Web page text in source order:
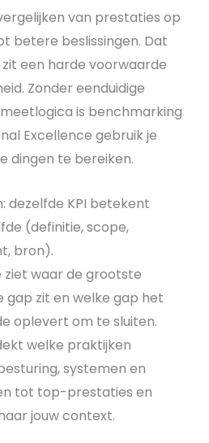
van prestaties op
betere beslissingen. Dat
een harde voorwaarde
Zonder eenduidige
is benchmarking
Excellence gebruik je
dingen te bereiken.
dezelfde KPI betekent
(definitie, scope,
bron).
ziet waar de grootste
zit en welke gap het
oplevert om te sluiten.
welke praktijken
systemen en
tot top-prestaties en
jouw context.